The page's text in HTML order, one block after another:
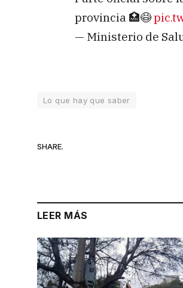
provincia 🏥😷
— Ministerio de
Lo que hay que saber
SHARE.
LEER MÁS